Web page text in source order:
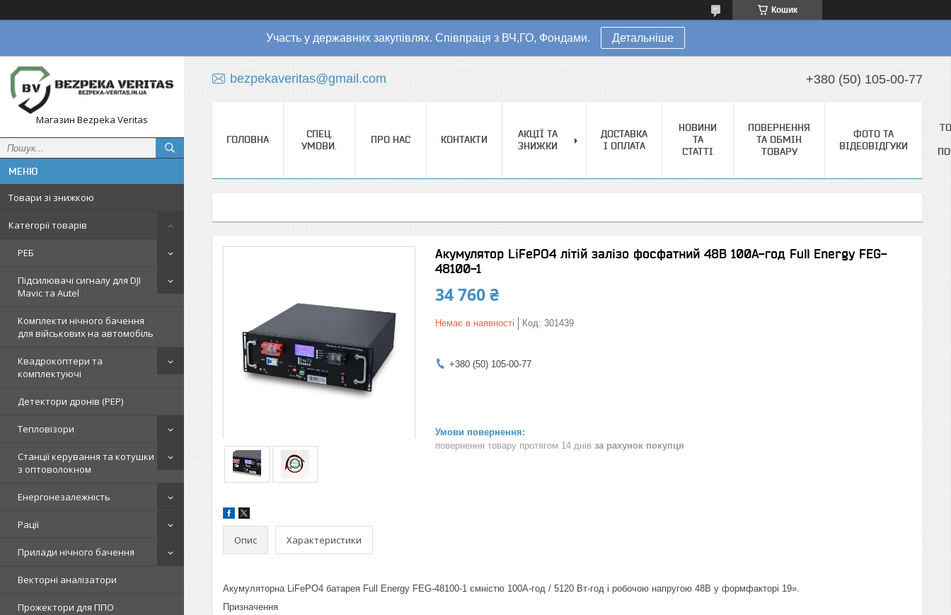
Кошик
Участь у державних закупівлях. Співпраця з ВЧ,ГО, Фондами. Детальніше
Магазин Bezpeka Veritas
Товари зі знижкою
Категорії товарів
РЕБ
Підсилювачі сигналу для DJI
Mavic та Autel
Комплекти нічного бачення
для військових на автомобіль
Квадрокоптери та
комплектуючі
Детектори дронів (РЕР)
Тепловізори
Станції керування та котушки
з оптоволокном
Енергонезалежність
Рації
Прилади нічного бачення
Векторні аналізатори
Прожектори для ППО
bezpekaveritas@gmail.com +380 (50) 105-00-77
ГОЛОВНА
СПЕЦ.
УМОВИ.
ПРО НАС КОНТАКТИ
АКЦІЇ ТА
ЗНИЖКИ
ДОСТАВКА
І ОПЛАТА
НОВИНИ
ТА
СТАТТІ
ПОВЕРНЕННЯ
ТА ОБМІН
ТОВАРУ
ФОТО ТА
ВІДЕОВІДГУКИ
Акумулятор LiFePO4 літій залізо фосфатний 48В 100А-год Full Energy FEG-
48100-1
34 760 ₴
Немає в наявності Код: 301439
+380 (50) 105-00-77
повернення товару протягом 14 днів за рахунок покупця
Опис Характеристики
Акумуляторна LiFePO4 батарея Full Energy FEG-48100-1 ємністю 100А-год / 5120 Вт-год і робочою напругою 48В у формфакторі 19».
Призначення